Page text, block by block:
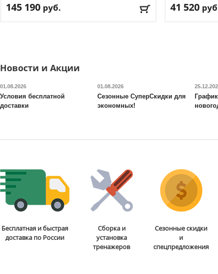
145 190 руб. 41 520
Новости и Акции
01.08.2026
Условия бесплатной
доставки
01.08.2026
Сезонные СуперСкидки для
экономных!
Бесплатная и быстрая
доставка по России
Сборка и
установка
тренажеров
Сезонные скидки
и
спецпредложения